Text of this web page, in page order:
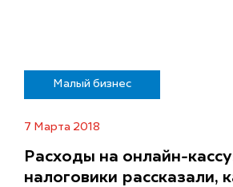
Малый бизнес
7 Марта 2018
Расходы на онлайн-
налоговики рассказали,